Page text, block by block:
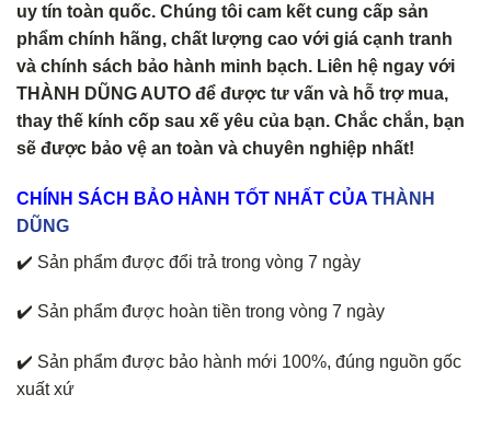
uy tín toàn quốc. Chúng tôi cam kết cung cấp sản
phẩm chính hãng, chất lượng cao với giá cạnh tranh
và chính sách bảo hành minh bạch. Liên hệ ngay với
THÀNH DŨNG AUTO để được tư vấn và hỗ trợ mua,
thay thế kính cốp sau xế yêu của bạn. Chắc chắn, bạn
sẽ được bảo vệ an toàn và chuyên nghiệp nhất!
CHÍNH SÁCH BẢO HÀNH TỐT NHẤT CỦA THÀNH
DŨNG
✔️ Sản phẩm được đổi trả trong vòng 7 ngày
✔️ Sản phẩm được hoàn tiền trong vòng 7 ngày
✔️ Sản phẩm được bảo hành mới 100%, đúng nguồn gốc
xuất xứ